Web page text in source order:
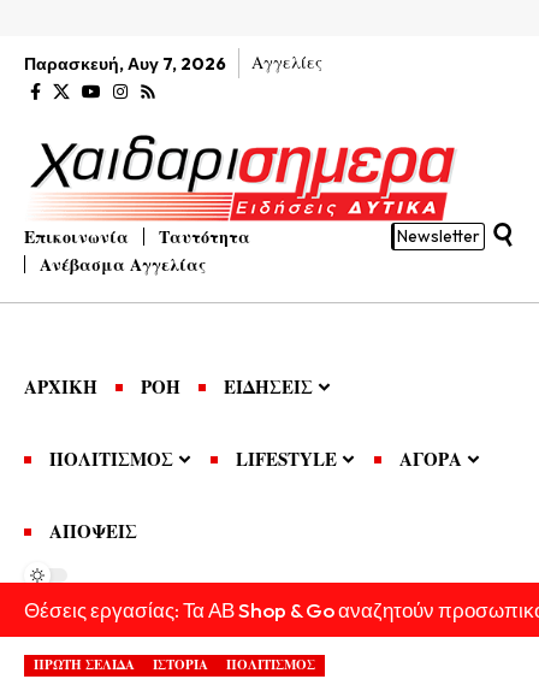
Παρασκευή, Αυγ 7, 2026 Αγγελίες
Επικοινωνία
Ταυτότητα
Ανέβασμα Αγγελίας
Newsletter
ΑΡΧΙΚΗ ΡΟΗ ΕΙΔΗΣΕΙΣ
ΠΟΛΙΤΙΣΜΟΣ LIFESTYLE ΑΓΟΡΑ
ΑΠΟΨΕΙΣ
Θέσεις εργασίας: Τα ΑΒ Shop & Go αναζητούν
ΠΡΩΤΗ ΣΕΛΙΔΑ ΙΣΤΟΡΙΑ ΠΟΛΙΤΙΣΜΟΣ